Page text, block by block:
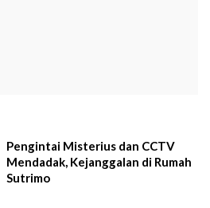
Pengintai Misterius dan CCTV
Mendadak, Kejanggalan di Rumah
Sutrimo